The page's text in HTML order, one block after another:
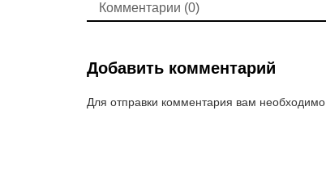
Комментарии (0)
Добавить комментарий
Для отправки комментария вам необходимо